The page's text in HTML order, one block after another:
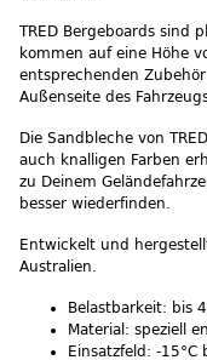
TRED Bergeboards sind
kommen auf eine Höhe
entsprechenden
Außenseite des
Die Sandbleche von
auch knalligen Farben
zu Deinem
besser wiederfinden.
Entwickelt und
Australien.
Belastbarkeit: bis
Material: speziell
Einsatzfeld: -15°C